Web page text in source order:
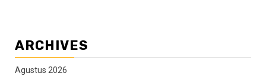
ARCHIVES
Agustus 2026